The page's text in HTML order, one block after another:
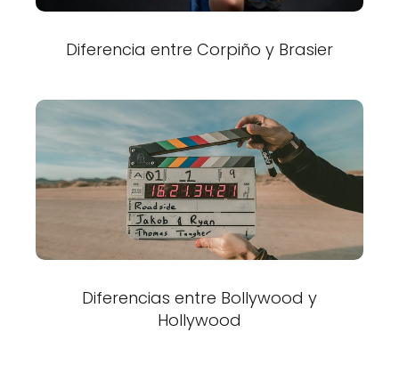
Diferencia entre Corpiño y Brasier
Diferencias entre Bollywood y
Hollywood